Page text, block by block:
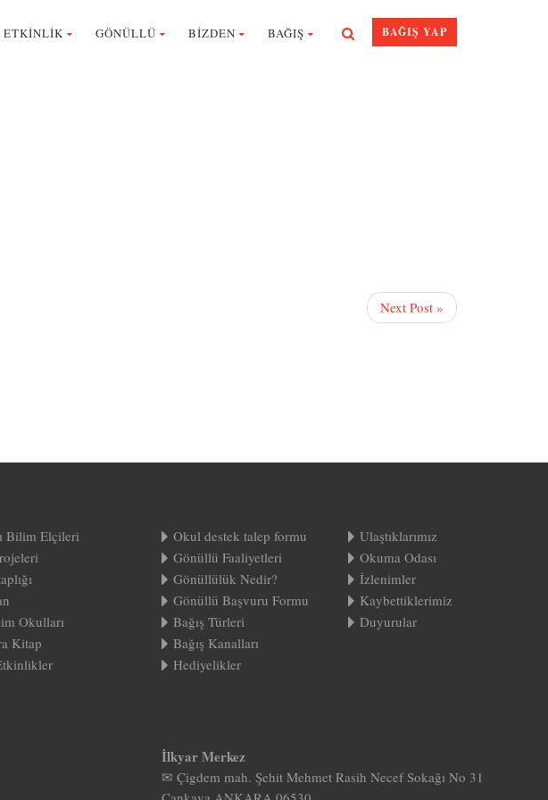
BAĞIŞ YAP
ETKİNLİK GÖNÜLLÜ BİZDEN BAĞIŞ
Next Post »
Bilim Elçileri
Okulları
Kitap
Okul destek talep formu
Gönüllü Faaliyetleri
Gönüllülük Nedir?
Gönüllü Başvuru Formu
Bağış Türleri
Bağış Kanalları
Hediyelikler
Ulaştıklarımız
Okuma Odası
İzlenimler
Kaybettiklerimiz
Duyurular
İlkyar Merkez
✉ Çigdem mah. Şehit Mehmet Rasih Necef Sokağı No 31